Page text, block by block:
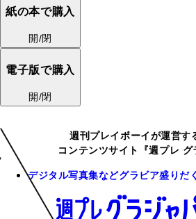
紙の本で購入
開/閉
電子版で購入
開/閉
週刊プレイボーイが運営す
コンテンツサイト『週プレ グ
デジタル写真集などグラビア盛りだ